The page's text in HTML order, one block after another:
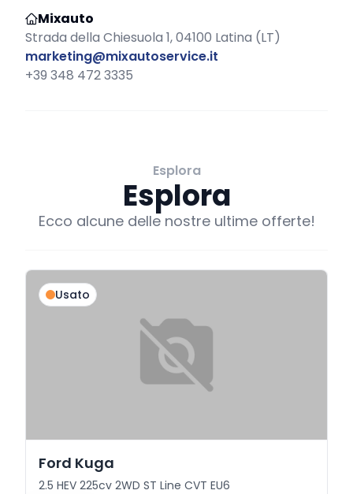
Mixauto
Strada della Chiesuola 1, 04100 Latina (LT)
marketing@mixautoservice.it
+39 348 472 3335
Esplora
Esplora
Ecco alcune delle nostre ultime offerte!
Usato
Ford Kuga
2.5 HEV 225cv 2WD ST Line CVT EU6